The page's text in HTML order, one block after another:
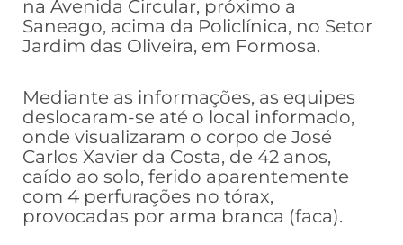
na Avenida Circular, próximo a
Saneago, acima da Policlínica, no Setor
Jardim das Oliveira, em Formosa.
Mediante as informações, as equipes
deslocaram-se até o local informado,
onde visualizaram o corpo de José
Carlos Xavier da Costa, de 42 anos,
caído ao solo, ferido aparentemente
com 4 perfurações no tórax,
provocadas por arma branca (faca).